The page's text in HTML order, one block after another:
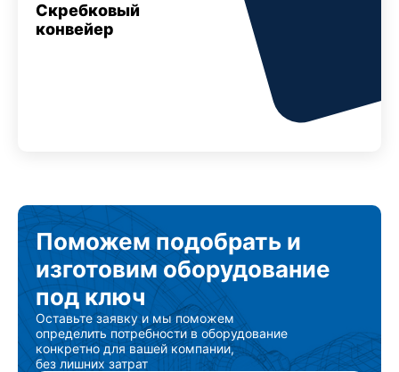
Скребковый
конвейер
Поможем подобрать и
изготовимоборудование
под ключ
Оставьте заявку и мы поможем
определить потребности в оборудование
конкретно для вашей компании,
без лишних затрат